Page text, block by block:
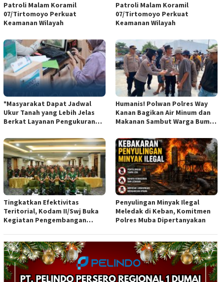
Patroli Malam Koramil
07/Tirtomoyo Perkuat
Keamanan Wilayah
Patroli Malam Koramil
07/Tirtomoyo Perkuat
Keamanan Wilayah
*Masyarakat Dapat Jadwal
Ukur Tanah yang Lebih Jelas
Berkat Layanan Pengukuran
Humanis! Polwan Polres Way
Kanan Bagikan Air Minum dan
Makanan Sambut Warga Bumi
Tingkatkan Efektivitas
Teritorial, Kodam II/Swj Buka
Kegiatan Pengembangan
Apkowil TA 2026*
Penyulingan Minyak Ilegal
Meledak di Keban, Komitmen
Polres Muba Dipertanyakan